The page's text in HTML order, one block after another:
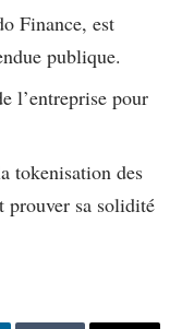
Finance, est
publique.
l’entreprise pour
tokenisation des
prouver sa solidité